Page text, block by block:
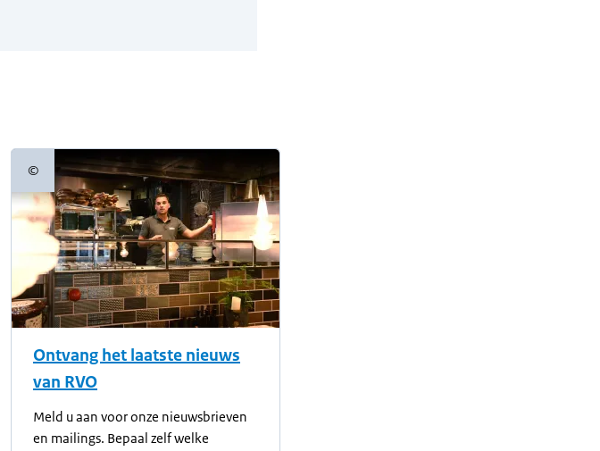
©Copyrightinformatie
Ontvang het laatste nieuws
van RVO
Meld u aan voor onze nieuwsbrieven
en mailings. Bepaal zelf welke